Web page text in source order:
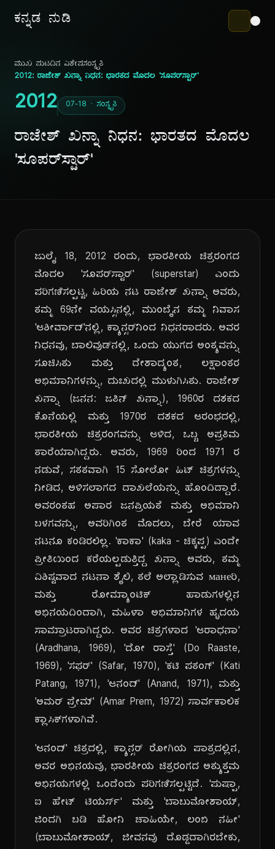
ಕನ್ನಡ ನುಡಿ
ಮುಖ ಪುಟದಿನ ವಿಶೇಷಸಂಸ್ಕೃತಿ
2012: ರಾಜೇಶ್ ಖನ್ನಾ ನಿಧನ: ಭಾರತದ ಮೊದಲ 'ಸೂಪರ್‌ಸ್ಟಾರ್'
2012 07-18 · ಸಂಸ್ಕೃತಿ
ರಾಜೇಶ್ ಖನ್ನಾ ನಿಧನ: ಭಾರತದ ಮೊದಲ
'ಸೂಪರ್‌ಸ್ಟಾರ್'
ಜುಲೈ 18, 2012 ರಂದು, ಭಾರತೀಯ ಚಿತ್ರರಂಗದ
ಮೊದಲ 'ಸೂಪರ್‌ಸ್ಟಾರ್' (superstar) ಎಂದು
ಪರಿಗಣಿಸಲ್ಪಟ್ಟ, ಹಿರಿಯ ನಟ ರಾಜೇಶ್ ಖನ್ನಾ ಅವರು,
ತಮ್ಮ 69ನೇ ವಯಸ್ಸಿನಲ್ಲಿ, ಮುಂಬೈನ ತಮ್ಮ ನಿವಾಸ
'ಆಶೀರ್ವಾದ್'ನಲ್ಲಿ, ಕ್ಯಾನ್ಸರ್‌ನಿಂದ ನಿಧನರಾದರು. ಅವರ
ನಿಧನವು, ಬಾಲಿವುಡ್‌ನಲ್ಲಿ, ಒಂದು ಯುಗದ ಅಂತ್ಯವನ್ನು
ಸೂಚಿಸಿತು ಮತ್ತು ದೇಶಾದ್ಯಂತ, ಲಕ್ಷಾಂತರ
ಅಭಿಮಾನಿಗಳನ್ನು, ದುಃಖದಲ್ಲಿ ಮುಳುಗಿಸಿತು. ರಾಜೇಶ್
ಖನ್ನಾ (ಜನನ: ಜತಿನ್ ಖನ್ನಾ), 1960ರ ದಶಕದ
ಕೊನೆಯಲ್ಲಿ ಮತ್ತು 1970ರ ದಶಕದ ಆರಂಭದಲ್ಲಿ,
ಭಾರತೀಯ ಚಿತ್ರರಂಗವನ್ನು ಆಳಿದ, ಒಬ್ಬ ಅಪ್ರತಿಮ
ತಾರೆಯಾಗಿದ್ದರು. ಅವರು, 1969 ರಿಂದ 1971 ರ
ನಡುವೆ, ಸತತವಾಗಿ 15 ಸೋಲೋ ಹಿಟ್ ಚಿತ್ರಗಳನ್ನು
ನೀಡಿದ, ಅಳಿಸಲಾಗದ ದಾಖಲೆಯನ್ನು ಹೊಂದಿದ್ದಾರೆ.
ಅವರಂತಹ ಅಪಾರ ಜನಪ್ರಿಯತೆ ಮತ್ತು ಅಭಿಮಾನಿ
ಬಳಗವನ್ನು, ಅವರಿಗಿಂತ ಮೊದಲು, ಬೇರೆ ಯಾವ
ನಟನೂ ಕಂಡಿರಲಿಲ್ಲ. 'ಕಾಕಾ' (kaka - ಚಿಕ್ಕಪ್ಪ) ಎಂದೇ
ಪ್ರೀತಿಯಿಂದ ಕರೆಯಲ್ಪಡುತ್ತಿದ್ದ ಖನ್ನಾ ಅವರು, ತಮ್ಮ
ವಿಶಿಷ್ಟವಾದ ನಟನಾ ಶೈಲಿ, ತಲೆ ಅಲ್ಲಾಡಿಸುವ манеರಿ,
ಮತ್ತು ರೋಮ್ಯಾಂಟಿಕ್ ಹಾಡುಗಳಲ್ಲಿನ
ಅಭಿನಯದಿಂದಾಗಿ, ಮಹಿಳಾ ಅಭಿಮಾನಿಗಳ ಹೃದಯ
ಸಾಮ್ರಾಟರಾಗಿದ್ದರು. ಅವರ ಚಿತ್ರಗಳಾದ 'ಆರಾಧನಾ'
(Aradhana, 1969), 'ದೋ ರಾಸ್ತೆ' (Do Raaste,
1969), 'ಸಫರ್' (Safar, 1970), 'ಕಟಿ ಪತಂಗ್' (Kati
Patang, 1971), 'ಆನಂದ್' (Anand, 1971), ಮತ್ತು
'ಅಮರ್ ಪ್ರೇಮ್' (Amar Prem, 1972) ಸಾರ್ವಕಾಲಿಕ
ಕ್ಲಾಸಿಕ್‌ಗಳಾಗಿವೆ.
'ಆನಂದ್' ಚಿತ್ರದಲ್ಲಿ, ಕ್ಯಾನ್ಸರ್ ರೋಗಿಯ ಪಾತ್ರದಲ್ಲಿನ,
ಅವರ ಅಭಿನಯವು, ಭಾರತೀಯ ಚಿತ್ರರಂಗದ ಅತ್ಯುತ್ತಮ
ಅಭಿನಯಗಳಲ್ಲಿ ಒಂದೆಂದು ಪರಿಗಣಿಸಲ್ಪಟ್ಟಿದೆ. 'ಪುಷ್ಪಾ,
ಐ ಹೇಟ್ ಟಿಯರ್ಸ್' ಮತ್ತು 'ಬಾಬುಮೋಶಾಯ್,
ಜಿಂದಗಿ ಬಡಿ ಹೋನಿ ಚಾಹಿಯೇ, ಲಂಬಿ ನಹೀ'
(ಬಾಬುಮೋಶಾಯ್, ಜೀವನವು ದೊಡ್ಡದಾಗಿರಬೇಕು,